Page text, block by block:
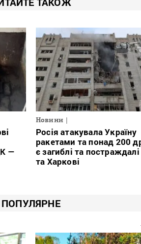
—
Новини
Росія атакувала Україну
ракетами та понад 200
є загиблі та
та Харкові
ПОПУЛЯРНЕ